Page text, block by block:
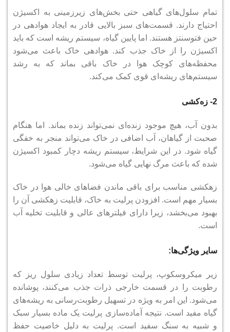
تمام سلول‌های گیاهی حتی بخش‌های زیرزمینی به اکسیژن
احتیاج دارند. قسمت‌های سبز بالایی قادر به ایجاد هوادهی در
حین فتوسنتز هستند. اما پایین گیاه، سیستم ریشه است که باید
اکسیژن را از خاک جذب کند. هوادهی خاک باعث می‌شود
محفظه‌های کوچک هوا در خاک باقی بماند که به رشد
سیستم‌های ریشه‌ای قوی کمک می‌کند.
2- زه‌کشی
بدون آب، هیچ موجود زنده‌ای نمی‌تواند زنده بماند. اما هنگام
صحبت از گیاهان، آب اضافی در خاک می‌تواند منجر به خفگی
گیاه شود. در این شرایط، سیستم ریشه دچار کمبود اکسیژن
شده که باعث مرگ نهایی گیاه می‌شود.
زهکشی مناسب برای باقی ماندن فضاهای خالی هوا در خاک
بسیار مهم است. افزودن پرلیت به خاک، قابلیت زهکشی آن را
بهبود می‌بخشد، زیرا دارای فیلترهای عالی و قابلیت تخلیه آب
است.
سایر ویژگی‌ها:
زیر میکروسکوپ، پرلیت توسط تعداد زیادی سلول‌ ریز که
رطوبت را در قسمت خارجی ذرات جذب می‌کنند، پوشانده
می‌شود. این امر به ویژه در تسهیل رطوبت‌رسانی به ریشه‌های
گیاه مفید است. نتیجه آماده‌سازی پرلیت یک ماده بسیار سبک
و شبیه به سنگ سفید است. پرلیت به دلیل خاصیت حفظ